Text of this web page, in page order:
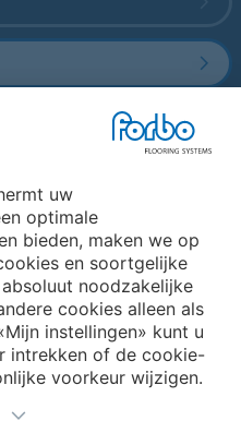
uw
optimale
bieden, maken we op
en soortgelijke
noodzakelijke
cookies alleen als
instellingen» kunt u
intrekken of de cookie-
voorkeur wijzigen.